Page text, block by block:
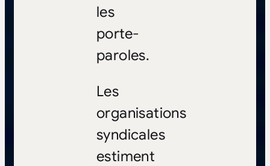
les
porte-
paroles.
Les
organisations
syndicales
estiment